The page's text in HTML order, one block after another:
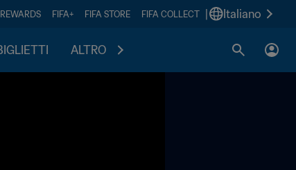
FIFA+ FIFA STORE FIFA COLLECT Italiano
ALTRO